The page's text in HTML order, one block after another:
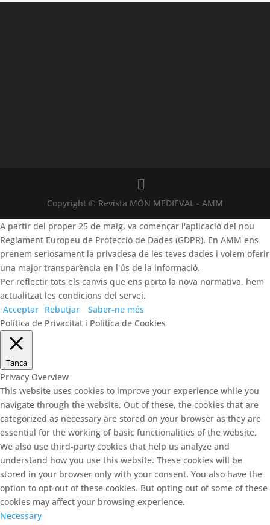
Copyright © Revista MÓN MEDIEVAL - AMM
A partir del proper 25 de maig, va començar l'aplicació del nou
Reglament Europeu de Protecció de Dades (GDPR). En AMM ens
prenem seriosament la privadesa de les teves dades i volem oferir
una major transparència en l'ús de la informació.
Per reflectir tots els canvis que ens porta la nova normativa, hem
actualitzat les condicions del servei.
Acceptar Rebutjar
Saber-ne més
Política de Privacitat i Política de Cookies
Tanca
Privacy Overview
This website uses cookies to improve your experience while you
navigate through the website. Out of these, the cookies that are
categorized as necessary are stored on your browser as they are
essential for the working of basic functionalities of the website.
We also use third-party cookies that help us analyze and
understand how you use this website. These cookies will be
stored in your browser only with your consent. You also have the
option to opt-out of these cookies. But opting out of some of these
cookies may affect your browsing experience.
Necessary